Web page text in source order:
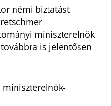
némi biztatást
miniszterelnök
is jelentősen
miniszterelnök-